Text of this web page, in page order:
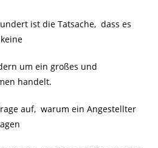
ist die Tatsache, dass es
um ein großes und
handelt.
auf, warum ein Angestellter